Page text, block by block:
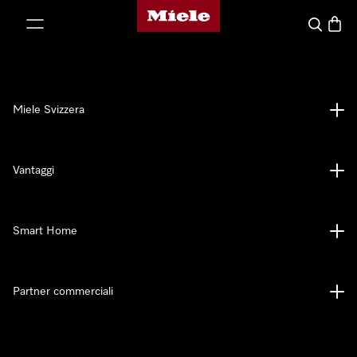
Homepage di Miele
Cerca
Miele Svizzera
Vantaggi
Smart Home
Partner commerciali